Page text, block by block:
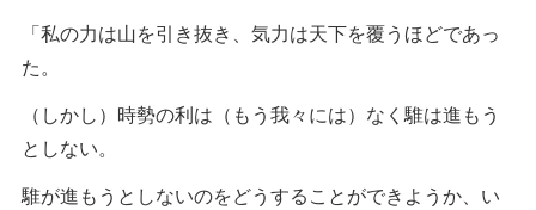
「私の力は山を引き抜き、気力は天下を覆うほどであっ
た。
（しかし）時勢の利は（もう我々には）なく騅は進もう
としない。
騅が進もうとしないのをどうすることができようか、い